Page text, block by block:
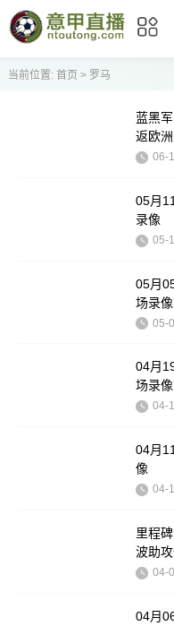
当前位置: 首页 > 罗马
蓝黑
返欧洲
06-
05月
录像
05-
05月
场录像
05-
04月
场录像
04-
04月
像
04-
里程
波助
04-
04月